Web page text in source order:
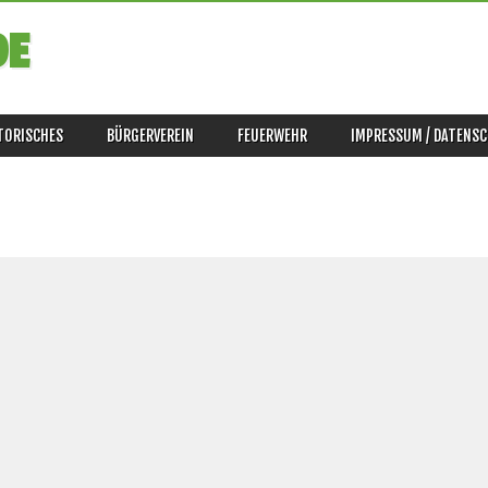
BÜRGERVEREIN FEUERWEHR IMPRESSUM /